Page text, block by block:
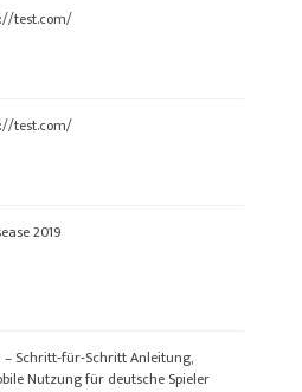
test.com/
test.com/
2019
– Schritt‑für‑Schritt Anleitung,
Nutzung für deutsche Spieler